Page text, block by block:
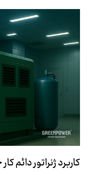
کاربرد ژنراتور دائم